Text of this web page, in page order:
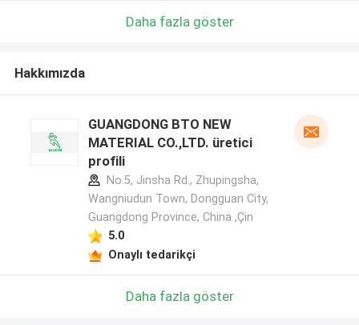
Daha fazla göster
Hakkımızda
GUANGDONG BTO NEW
MATERIAL CO.,LTD. üretici
profili
No.5, Jinsha Rd., Zhupingsha,
Wangniudun Town, Dongguan City,
Guangdong Province, China ,Çin
5.0
Onaylı tedarikçi
Daha fazla göster